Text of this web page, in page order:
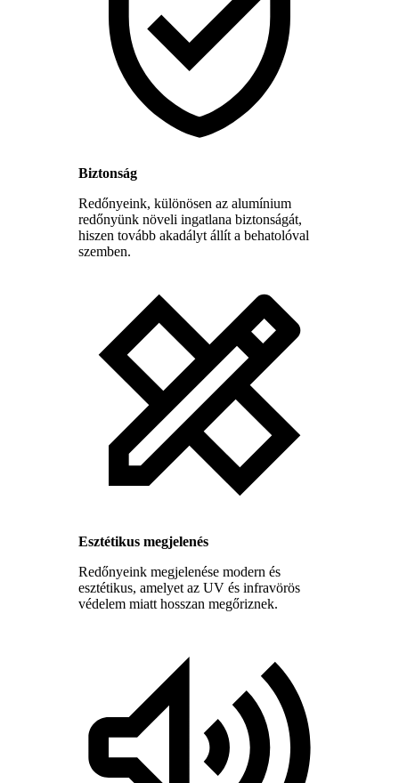
Biztonság
Redőnyeink, különösen az alumínium
redőnyünk növeli ingatlana biztonságát,
hiszen tovább akadályt állít a behatolóval
szemben.
Esztétikus megjelenés
Redőnyeink megjelenése modern és
esztétikus, amelyet az UV és infravörös
védelem miatt hosszan megőriznek.